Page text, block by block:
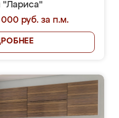
"Лариса"
руб. за п.м.